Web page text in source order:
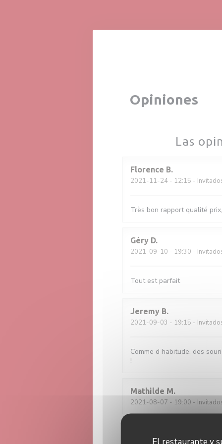
El restaurante y
Opiniones
Las
Florence B
2021-11-24 - 12:15 -
Très bon rapport qualité
Géry D
2021-09-10 - 19:30 -
Tout est parfait
Jeremy B
2021-09-03 - 19:15 -
Comme d habitude, des
!
Mathilde M
2021-08-07 - 19:00 -